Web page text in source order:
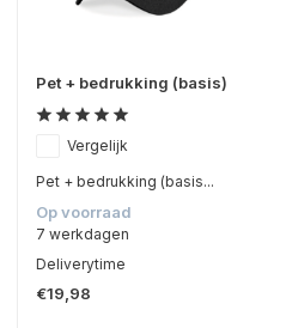
Pet + bedrukking (basis)
Vergelijk
Pet + bedrukking (basis...
Op voorraad
7 werkdagen
Deliverytime
€19,98